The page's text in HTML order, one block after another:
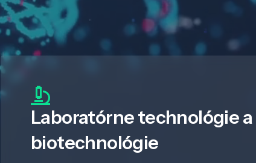
Laboratórne technológie a
biotechnológie